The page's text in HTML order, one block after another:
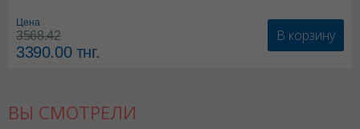
Цена
3568.42
3390.00тнг.
В корзину
ВЫ СМОТРЕЛИ